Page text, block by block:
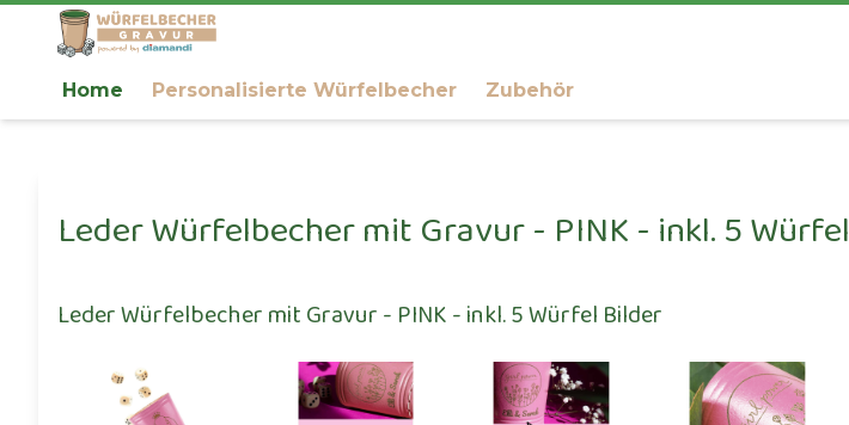
Home Personalisierte Würfelbecher Zubehör
Leder Würfelbecher mit Gravur - PINK - inkl. 5 Würfel
Leder Würfelbecher mit Gravur - PINK - inkl. 5 Würfel Bilder